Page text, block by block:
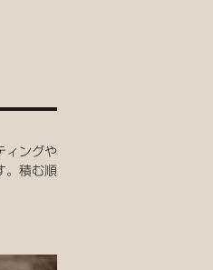
ィングや
。積む順